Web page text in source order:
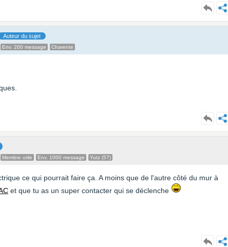
Auteur du sujet
Env. 200 message Charente
Membre utile Env. 1000 message Yutz (57)
ce qui pourrait faire ça. A moins que de l'autre côté du mur à
et que tu as un super contacter qui se déclenche